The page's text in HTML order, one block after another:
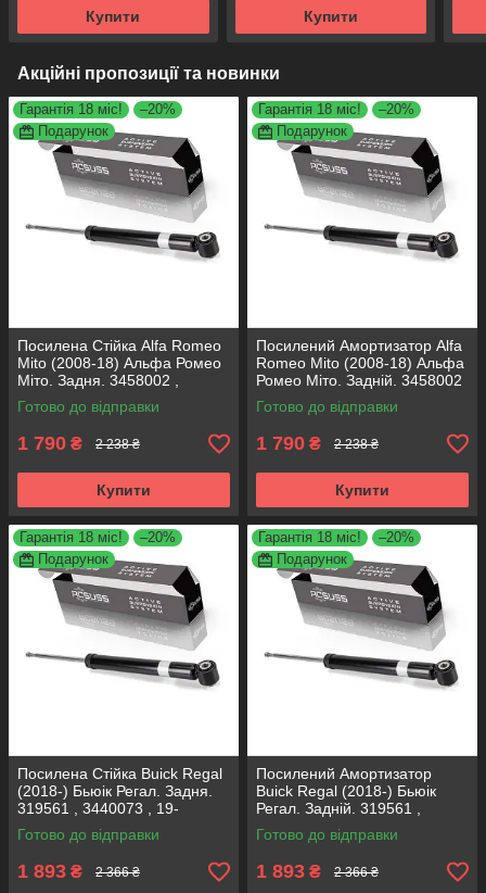
Купити Купити
Акційні пропозиції та новинки
Гарантія 18 міс!
–20%
Подарунок
Посилена Стійка Alfa Romeo
Mito (2008-18) Альфа Ромео
Міто. Задня. 3458002 ,
317722. KOREA Аксусс!
Готово до відправки
1 790 ₴ 2 238 ₴
Купити
Гарантія 18 міс!
–20%
Подарунок
Посилений Амортизатор Alfa
Romeo Mito (2008-18) Альфа
Ромео Міто. Задній. 3458002
, 317722. KOREA Аксусс!
Готово до відправки
1 790 ₴ 2 238 ₴
Купити
Гарантія 18 міс!
–20%
Подарунок
Посилена Стійка Buick Regal
(2018-) Бьюік Регал. Задня.
319561 , 3440073 , 19-
280615. KOREA Аксусс!
Готово до відправки
1 893 ₴ 2 366 ₴
Гарантія 18 міс!
–20%
Подарунок
Посилений Амортизатор
Buick Regal (2018-) Бьюік
Регал. Задній. 319561 ,
3440073 , 19-280615. KOREA
Аксусс!
Готово до відправки
1 893 ₴ 2 366 ₴